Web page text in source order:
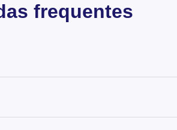
frequentes